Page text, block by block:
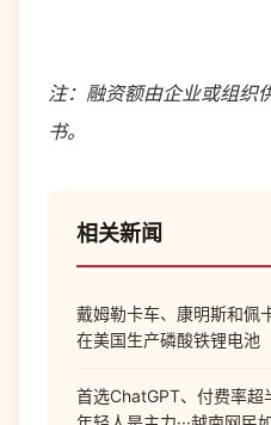
注：融资额由企业或组织
书。
相关新闻
戴姆勒卡车、康明斯和佩
在美国生产磷酸铁锂电池
首选ChatGPT、付费率超